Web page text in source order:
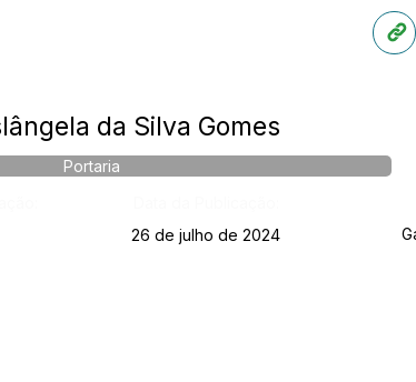
da Silva Gomes
Portaria
26 de julho de 2024